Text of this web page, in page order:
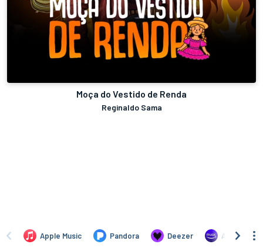
Moça do Vestido de Renda
Reginaldo Sama
Apple Music Pandora Deezer Amazon